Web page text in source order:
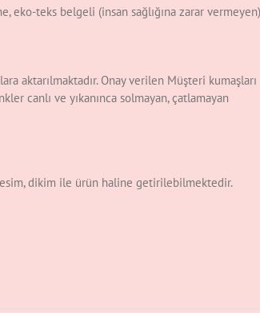
eko-teks belgeli (insan sağlığına zarar vermeyen)
aktarılmaktadır. Onay verilen Müşteri kumaşları
canlı ve yıkanınca solmayan, çatlamayan
dikim ile ürün haline getirilebilmektedir.